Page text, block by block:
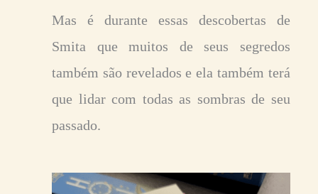
Mas é durante essas descobertas de
Smita que muitos de seus segredos
também são revelados e ela também terá
que lidar com todas as sombras de seu
passado.